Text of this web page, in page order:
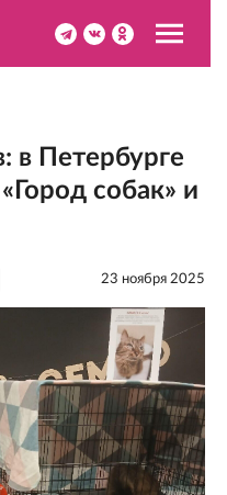
в Петербурге
собак» и
23 ноября 2025